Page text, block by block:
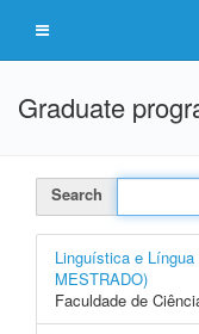
Graduate
Search
Linguística e
MESTRADO)
Faculdade de